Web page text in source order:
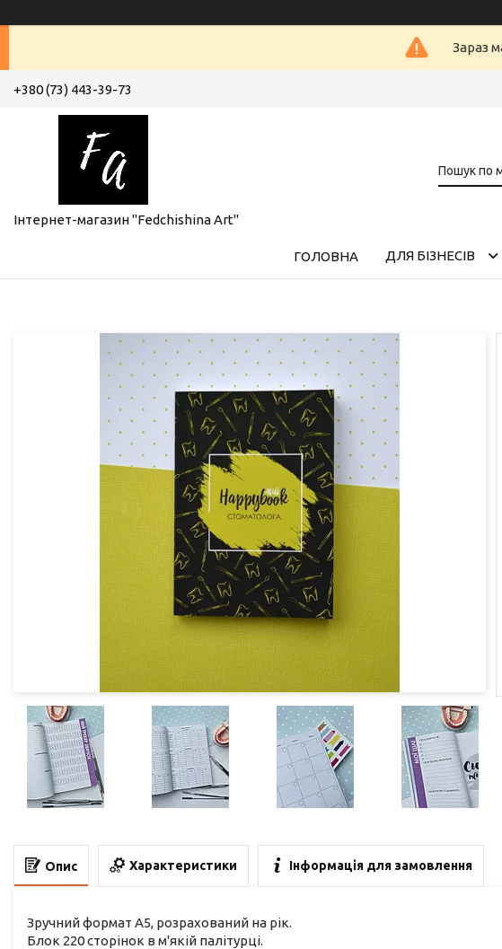
Зараз
+380 (73) 443-39-73
Інтернет-магазин "Fedchishina Art"
ГОЛОВНА ДЛЯ БІЗНЕСІВ
Опис Характеристики Інформація для замовлення
Зручний формат А5, розрахований на рік.
Блок 220 сторінок в м'якій палітурці.